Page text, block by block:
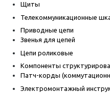
Щиты
Телекоммуникационные
Приводные цепи
Звенья для цепей
Цепи роликовые
Компоненты
Патч-корды
Электромонтажный